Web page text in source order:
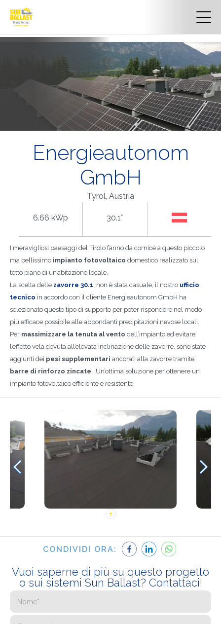
Energieautonom
GmbH
Tyrol, Austria
6.66 kWp 30.1°
I meravigliosi paesaggi del Tirolo fanno da cornice a questo piccolo
ma bellissimo impianto fotovoltaico domestico realizzato sul
tetto piano di un’abitazione locale.
La scelta delle zavorre 30.1 non è stata casuale, il nostro ufficio
tecnico in accordo con il cliente Energieautonom GmbH ha
selezionato questo tipo di supporto per poter rispondere nel modo
più efficace possibile alle abbondanti precipitazioni nevose locali.
Per massimizzare la tenuta al vento dell’impianto ed evitare
l’effetto vela dovuta all’elevata inclinazione delle zavorre, sono state
aggiunti dei pesi supplementari ancorati alla zavorre tramite
barre di rinforzo zincate. Un’ottima soluzione per ottenere un
impianto fotovoltaico efficiente e resistente.
CONDIVIDI ORA:
Vuoi saperne di più su questo progetto
o sui sistemi Sun Ballast? Contattaci!